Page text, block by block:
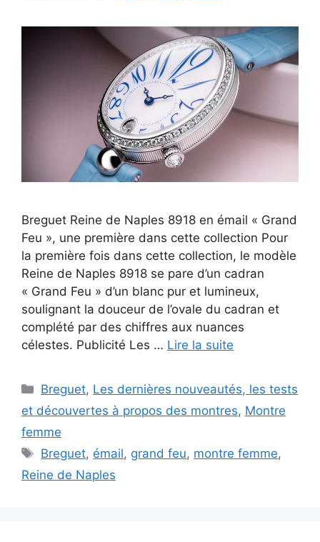
Breguet Reine de Naples 8918 en émail « Grand
Feu », une première dans cette collection Pour
la première fois dans cette collection, le modèle
Reine de Naples 8918 se pare d’un cadran
« Grand Feu » d’un blanc pur et lumineux,
soulignant la douceur de l’ovale du cadran et
complété par des chiffres aux nuances
célestes. Publicité Les … Lire la suite
Catégories
Breguet, Les dernières nouveautés, les tests
et découvertes à propos des montres, Montre
femme
Étiquettes
Breguet, émail, grand feu, montre femme,
Reine de Naples